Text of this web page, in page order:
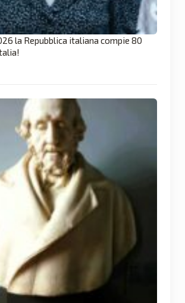
la Repubblica italiana compie 80